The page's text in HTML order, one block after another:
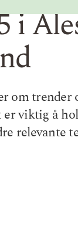
i
om
viktig å
relevante